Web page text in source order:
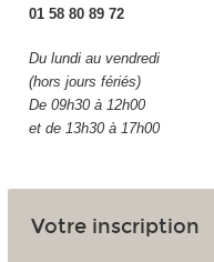
01 58 80 89 72
Du lundi au vendredi
(hors jours fériés)
De 09h30 à 12h00
et de 13h30 à 17h00
Votre inscription